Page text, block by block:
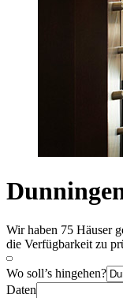
Wir haben 75 Häuser
die Verfügbarkeit zu
Wo soll’s hingehen?
Daten